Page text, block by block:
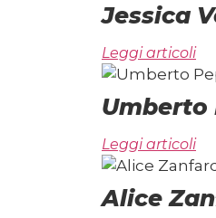
Jessica
Leggi articoli
Umberto
Leggi articoli
Alice